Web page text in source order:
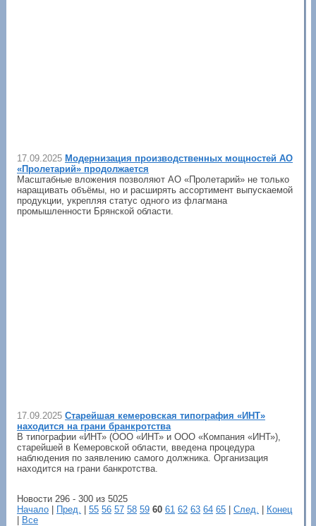
17.09.2025 Модернизация производственных мощностей АО
«Пролетарий» продолжается
Масштабные вложения позволяют АО «Пролетарий» не только
наращивать объёмы, но и расширять ассортимент выпускаемой
продукции, укрепляя статус одного из флагмана
промышленности Брянской области.
17.09.2025 Старейшая кемеровская типография «ИНТ»
находится на грани бранкротства
В типографии «ИНТ» (ООО «ИНТ» и ООО «Компания «ИНТ»),
старейшей в Кемеровской области, введена процедура
наблюдения по заявлению самого должника. Организация
находится на грани банкротства.
Новости 296 - 300 из 5025
Начало
Пред. 55 56 57 58 59 60 61 62 63 64 65 След.
Конец
Все